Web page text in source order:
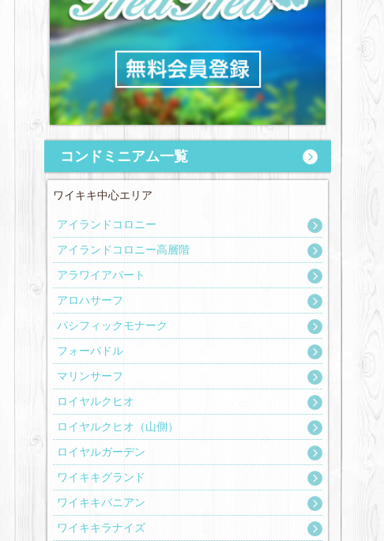
コンドミニアム一覧
ワイキキ中心エリア
アイランドコロニー
アイランドコロニー高層階
アラワイアパート
アロハサーフ
パシフィックモナーク
フォーパドル
マリンサーフ
ロイヤルクヒオ
ロイヤルクヒオ（山側）
ロイヤルガーデン
ワイキキグランド
ワイキキバニアン
ワイキキラナイズ